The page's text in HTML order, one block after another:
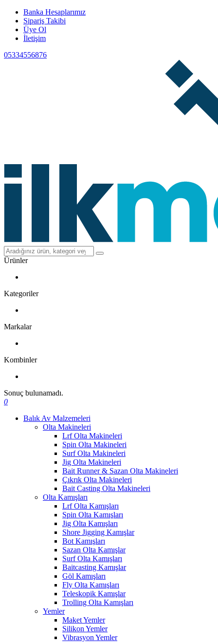
Banka Hesaplarımız
Sipariş Takibi
Üye Ol
İletişim
05334556876
Ürünler
Kategoriler
Markalar
Kombinler
Sonuç bulunamadı.
0
Balık Av Malzemeleri
Olta Makineleri
Lrf Olta Makineleri
Spin Olta Makineleri
Surf Olta Makineleri
Jig Olta Makineleri
Bait Runner & Sazan Olta Makineleri
Çıkrık Olta Makineleri
Bait Casting Olta Makineleri
Olta Kamışları
Lrf Olta Kamışları
Spin Olta Kamışları
Jig Olta Kamışları
Shore Jigging Kamışlar
Bot Kamışları
Sazan Olta Kamışlar
Surf Olta Kamışları
Baitcasting Kamışlar
Göl Kamışları
Fly Olta Kamışları
Teleskopik Kamışlar
Trolling Olta Kamışları
Yemler
Maket Yemler
Silikon Yemler
Vibrasyon Yemler